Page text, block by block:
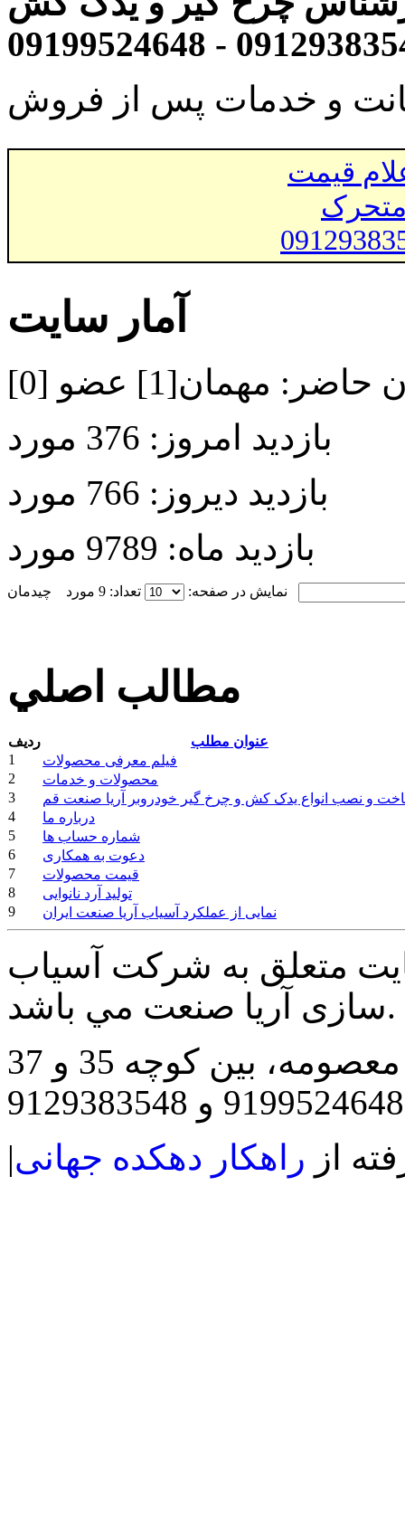
و خدمات پس از فروش
قیمت
آمار سایت
حاضر: مهمان[1] عضو [0]
بازدید امروز: 376 مورد
بازدید دیروز: 766 مورد
بازدید ماه: 9789 مورد
نمایش در صفحه: تعداد: 9 مورد
مطالب اصلي
ردیف
عنوان مطلب
1
فیلم معرفی محصولات
2
محصولات و خدمات
3
و نصب انواع یدک کش و چرخ گیر خودروبر آریا صنعت قم
4
درباره ما
5
شماره حساب ها
6
دعوت به همکاری
7
قیمت محصولات
8
تولید آرد نانوایی
9
نمایی از عملکرد آسیاب آریا صنعت ایران
متعلق به شرکت آسیاب
سازی آریا صنعت مي باشد.
بین کوچه 35 و 37
از راهکار دهکده جهانی